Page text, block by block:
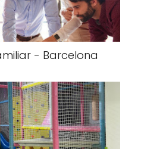
- Barcelona